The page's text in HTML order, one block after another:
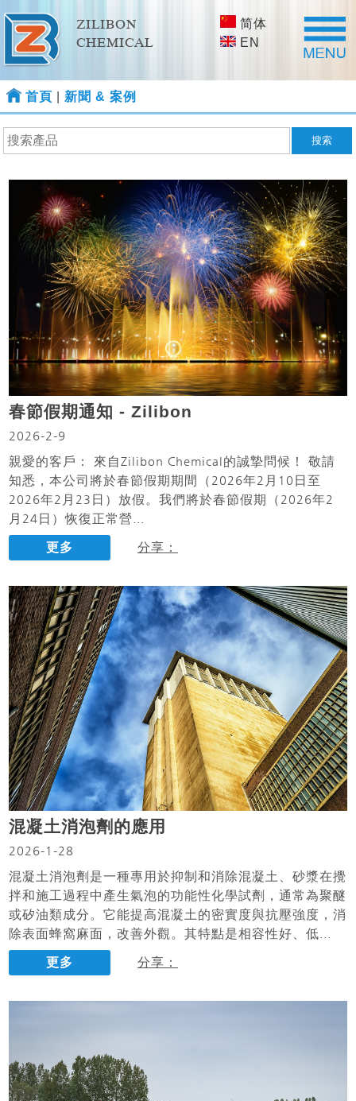
ZILIBON
CHEMICAL
简体
EN
首頁 新聞 & 案例
春節假期通知 - Zilibon
2026-2-9
親愛的客戶： 來自Zilibon Chemical的誠摯問候！ 敬請
知悉，本公司將於春節假期期間（2026年2月10日至
2026年2月23日）放假。我們將於春節假期（2026年2
月24日）恢復正常營...
更多
分享：
混凝土消泡劑的應用
2026-1-28
混凝土消泡劑是一種專用於抑制和消除混凝土、砂漿在攪
拌和施工過程中產生氣泡的功能性化學試劑，通常為聚醚
或矽油類成分。它能提高混凝土的密實度與抗壓強度，消
除表面蜂窩麻面，改善外觀。其特點是相容性好、低...
更多
分享：